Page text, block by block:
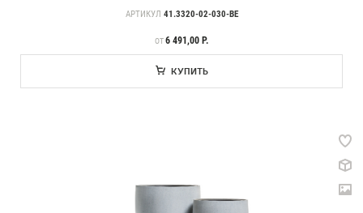
АРТИКУЛ 41.3320-02-030-BE
ЦЕНА
ОТ6 491,00 Р.
КУПИТЬ